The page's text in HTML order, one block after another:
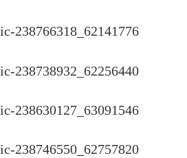
238766318_62141776
238738932_62256440
238630127_63091546
238746550_62757820